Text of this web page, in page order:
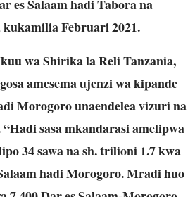
es Salaam hadi Tabora na
Februari 2021.
wa Shirika la Reli Tanzania,
amesema ujenzi wa kipande
Morogoro unaendelea vizuri na
sasa mkandarasi amelipwa
34 sawa na sh. trilioni 1.7 kwa
hadi Morogoro. Mradi huo